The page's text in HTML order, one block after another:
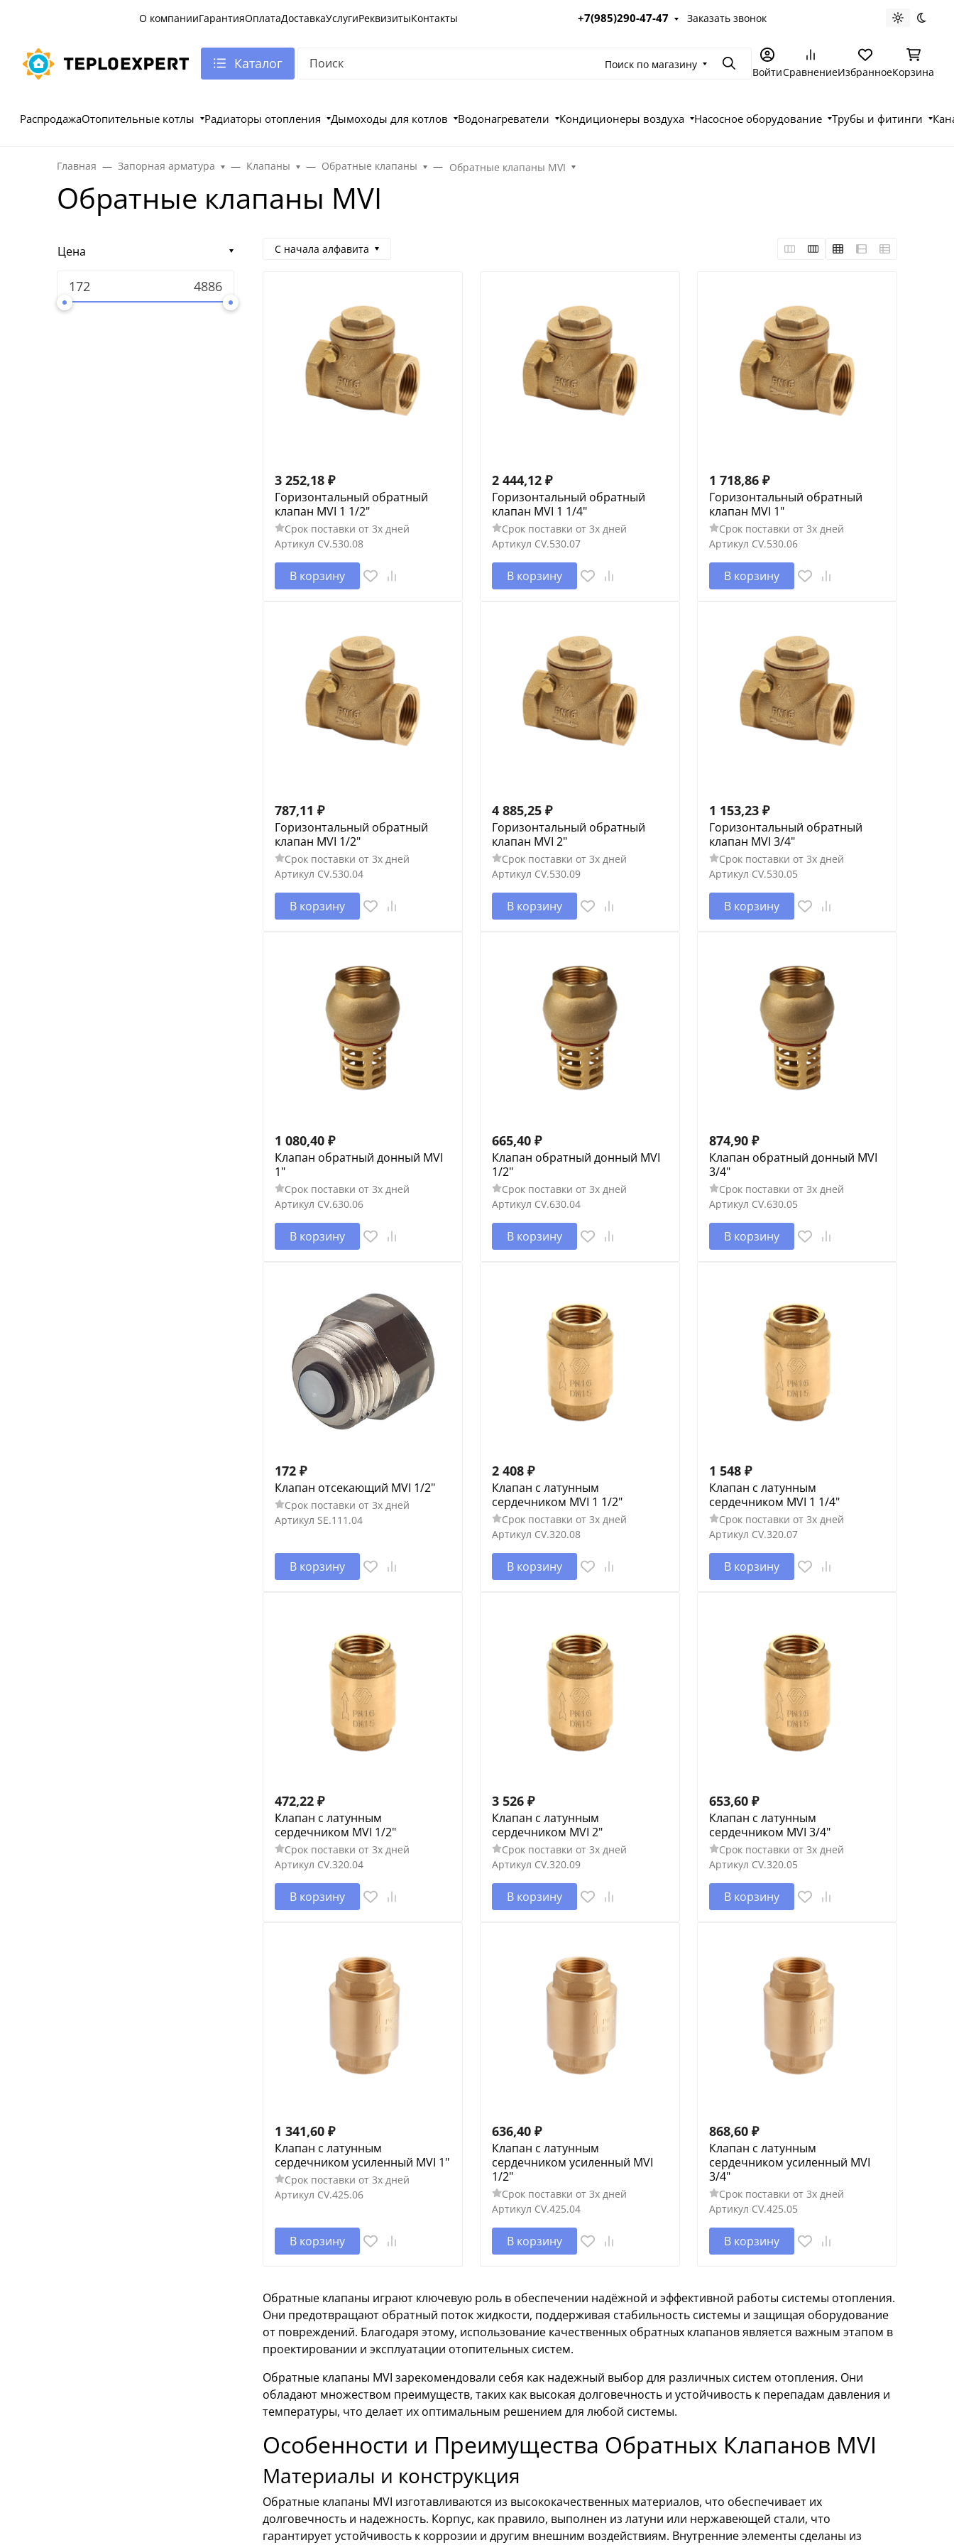
О компанииГарантияОплатаДоставкаУслугиРеквизитыКонтакты +7(985)290-47-47 Заказать звонок Светлая
Каталог Поиск по магазину ПоискВойтиСравнениеИзбранноеКорзина
РаспродажаОтопительные котлы Радиаторы отопления Дымоходы для котлов Водонагреватели Кондиционеры воздуха Насосное оборудование Трубы и фитинги
Главная Запорная арматура Клапаны Обратные клапаны Обратные клапаны MVI
Обратные клапаны MVI
Цена С начала алфавита
3 252,18 ₽
Горизонтальный обратный
клапан MVI 1 1/2"
Срок поставки от 3х дней
Артикул CV.530.08
В корзину
2 444,12 ₽
Горизонтальный обратный
клапан MVI 1 1/4"
Срок поставки от 3х дней
Артикул CV.530.07
В корзину
1 718,86 ₽
Горизонтальный обратный
клапан MVI 1"
Срок поставки от 3х дней
Артикул CV.530.06
В корзину
787,11 ₽
Горизонтальный обратный
клапан MVI 1/2"
Срок поставки от 3х дней
Артикул CV.530.04
В корзину
4 885,25 ₽
Горизонтальный обратный
клапан MVI 2"
Срок поставки от 3х дней
Артикул CV.530.09
В корзину
1 153,23 ₽
Горизонтальный обратный
клапан MVI 3/4"
Срок поставки от 3х дней
Артикул CV.530.05
В корзину
1 080,40 ₽
Клапан обратный донный MVI
1"
Срок поставки от 3х дней
Артикул CV.630.06
В корзину
665,40 ₽
Клапан обратный донный MVI
1/2"
Срок поставки от 3х дней
Артикул CV.630.04
В корзину
874,90 ₽
Клапан обратный донный MVI
3/4"
Срок поставки от 3х дней
Артикул CV.630.05
В корзину
172 ₽
Клапан отсекающий MVI 1/2"
Срок поставки от 3х дней
Артикул SE.111.04
В корзину
2 408 ₽
Клапан с латунным
сердечником MVI 1 1/2"
Срок поставки от 3х дней
Артикул CV.320.08
В корзину
1 548 ₽
Клапан с латунным
сердечником MVI 1 1/4"
Срок поставки от 3х дней
Артикул CV.320.07
В корзину
472,22 ₽
Клапан с латунным
сердечником MVI 1/2"
Срок поставки от 3х дней
Артикул CV.320.04
В корзину
3 526 ₽
Клапан с латунным
сердечником MVI 2"
Срок поставки от 3х дней
Артикул CV.320.09
В корзину
653,60 ₽
Клапан с латунным
сердечником MVI 3/4"
Срок поставки от 3х дней
Артикул CV.320.05
В корзину
1 341,60 ₽
Клапан с латунным
сердечником усиленный MVI 1"
Срок поставки от 3х дней
Артикул CV.425.06
В корзину
636,40 ₽
Клапан с латунным
сердечником усиленный MVI
1/2"
Срок поставки от 3х дней
Артикул CV.425.04
В корзину
868,60 ₽
Клапан с латунным
сердечником усиленный MVI
3/4"
Срок поставки от 3х дней
Артикул CV.425.05
В корзину
Обратные клапаны играют ключевую роль в обеспечении надёжной и эффективной работы системы отопления.
Они предотвращают обратный поток жидкости, поддерживая стабильность системы и защищая оборудование
от повреждений. Благодаря этому, использование качественных обратных клапанов является важным этапом в
проектировании и эксплуатации отопительных систем.
Обратные клапаны MVI зарекомендовали себя как надежный выбор для различных систем отопления. Они
обладают множеством преимуществ, таких как высокая долговечность и устойчивость к перепадам давления и
температуры, что делает их оптимальным решением для любой системы.
Особенности и Преимущества Обратных Клапанов MVI
Материалы и конструкция
Обратные клапаны MVI изготавливаются из высококачественных материалов, что обеспечивает их
долговечность и надежность. Корпус, как правило, выполнен из латуни или нержавеющей стали, что
гарантирует устойчивость к коррозии и другим внешним воздействиям. Внутренние элементы сделаны из